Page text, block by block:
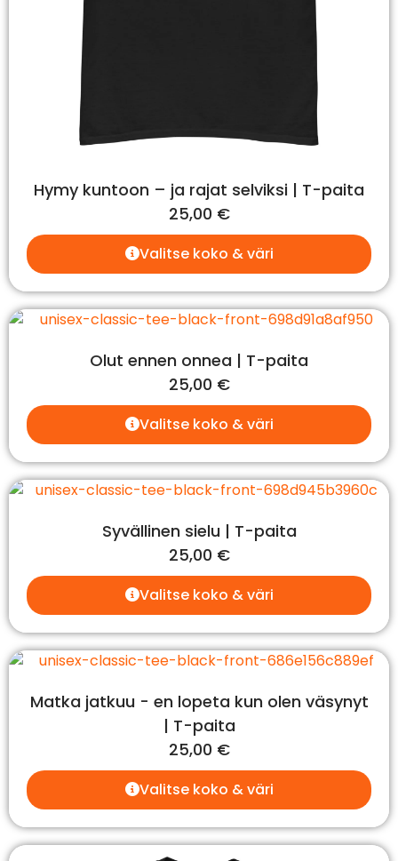
Hymy kuntoon – ja rajat selviksi | T-paita
25,00 €
Valitse koko & väri
Olut ennen onnea | T-paita
25,00 €
Valitse koko & väri
Syvällinen sielu | T-paita
25,00 €
Valitse koko & väri
Matka jatkuu - en lopeta kun olen väsynyt
| T-paita
25,00 €
Valitse koko & väri